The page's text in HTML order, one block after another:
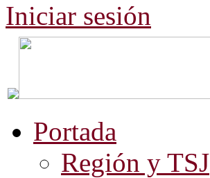
Iniciar sesión
Portada
Región y TSJ